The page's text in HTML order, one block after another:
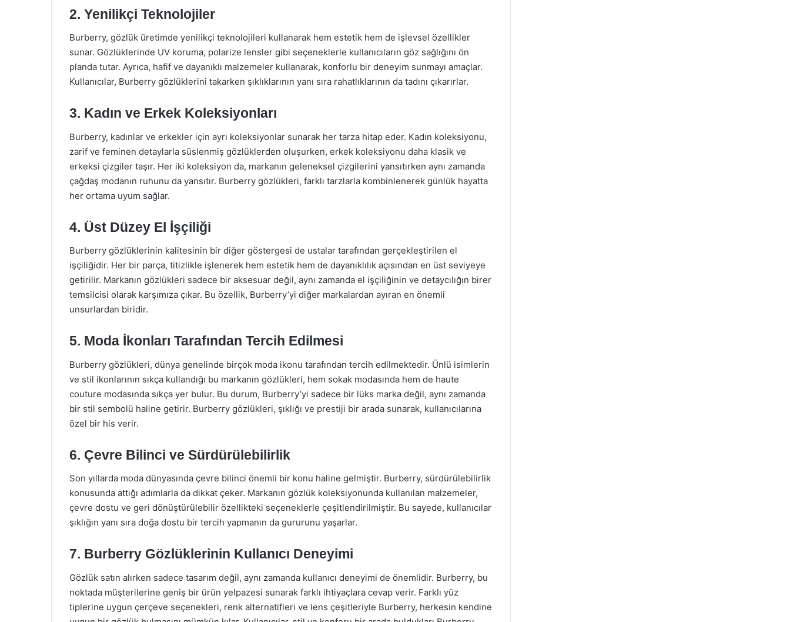
2. Yenilikçi Teknolojiler
Burberry, gözlük üretimde yenilikçi teknolojileri kullanarak hem estetik hem de işlevsel özellikler
sunar. Gözlüklerinde UV koruma, polarize lensler gibi seçeneklerle kullanıcıların göz sağlığını ön
planda tutar. Ayrıca, hafif ve dayanıklı malzemeler kullanarak, konforlu bir deneyim sunmayı amaçlar.
Kullanıcılar, Burberry gözlüklerini takarken şıklıklarının yanı sıra rahatlıklarının da tadını çıkarırlar.
3. Kadın ve Erkek Koleksiyonları
Burberry, kadınlar ve erkekler için ayrı koleksiyonlar sunarak her tarza hitap eder. Kadın koleksiyonu,
zarif ve feminen detaylarla süslenmiş gözlüklerden oluşurken, erkek koleksiyonu daha klasik ve
erkeksi çizgiler taşır. Her iki koleksiyon da, markanın geleneksel çizgilerini yansıtırken aynı zamanda
çağdaş modanın ruhunu da yansıtır. Burberry gözlükleri, farklı tarzlarla kombinlenerek günlük hayatta
her ortama uyum sağlar.
4. Üst Düzey El İşçiliği
Burberry gözlüklerinin kalitesinin bir diğer göstergesi de ustalar tarafından gerçekleştirilen el
işçiliğidir. Her bir parça, titizlikle işlenerek hem estetik hem de dayanıklılık açısından en üst seviyeye
getirilir. Markanın gözlükleri sadece bir aksesuar değil, aynı zamanda el işçiliğinin ve detaycılığın birer
temsilcisi olarak karşımıza çıkar. Bu özellik, Burberry’yi diğer markalardan ayıran en önemli
unsurlardan biridir.
5. Moda İkonları Tarafından Tercih Edilmesi
Burberry gözlükleri, dünya genelinde birçok moda ikonu tarafından tercih edilmektedir. Ünlü isimlerin
ve stil ikonlarının sıkça kullandığı bu markanın gözlükleri, hem sokak modasında hem de haute
couture modasında sıkça yer bulur. Bu durum, Burberry’yi sadece bir lüks marka değil, aynı zamanda
bir stil sembolü haline getirir. Burberry gözlükleri, şıklığı ve prestiji bir arada sunarak, kullanıcılarına
özel bir his verir.
6. Çevre Bilinci ve Sürdürülebilirlik
Son yıllarda moda dünyasında çevre bilinci önemli bir konu haline gelmiştir. Burberry, sürdürülebilirlik
konusunda attığı adımlarla da dikkat çeker. Markanın gözlük koleksiyonunda kullanılan malzemeler,
çevre dostu ve geri dönüştürülebilir özellikteki seçeneklerle çeşitlendirilmiştir. Bu sayede, kullanıcılar
şıklığın yanı sıra doğa dostu bir tercih yapmanın da gururunu yaşarlar.
7. Burberry Gözlüklerinin Kullanıcı Deneyimi
Gözlük satın alırken sadece tasarım değil, aynı zamanda kullanıcı deneyimi de önemlidir. Burberry, bu
noktada müşterilerine geniş bir ürün yelpazesi sunarak farklı ihtiyaçlara cevap verir. Farklı yüz
tiplerine uygun çerçeve seçenekleri, renk alternatifleri ve lens çeşitleriyle Burberry, herkesin kendine